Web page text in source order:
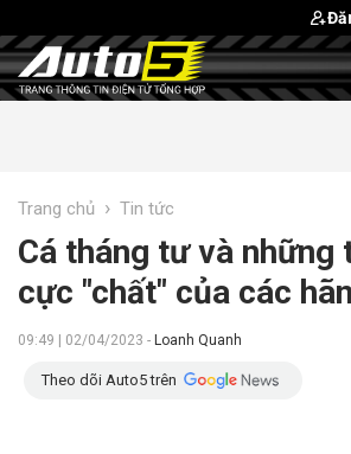
Trang chủ › Tin tức
Cá tháng tư và những
cực "chất" của các
09:49 | 02/04/2023 - Loanh Quanh
Theo dõi Auto5 trên